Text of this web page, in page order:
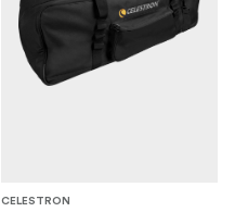
CELESTRON